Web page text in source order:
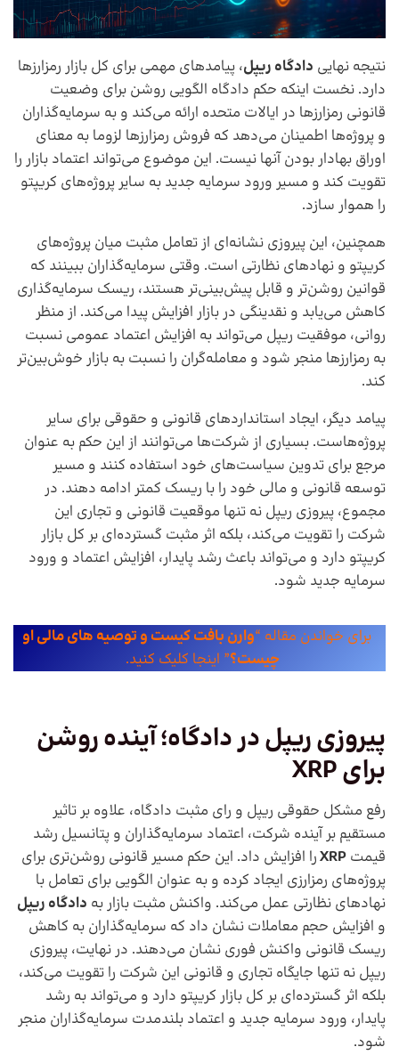
نتیجه نهایی دادگاه ریپل، پیامدهای مهمی برای کل بازار رمزارزها
دارد. نخست اینکه حکم دادگاه الگویی روشن برای وضعیت
قانونی رمزارزها در ایالات متحده ارائه می‌کند و به سرمایه‌گذاران
و پروژه‌ها اطمینان می‌دهد که فروش رمزارزها لزوما به معنای
اوراق بهادار بودن آنها نیست. این موضوع می‌تواند اعتماد بازار را
تقویت کند و مسیر ورود سرمایه جدید به سایر پروژه‌های کریپتو
را هموار سازد.
همچنین، این پیروزی نشانه‌ای از تعامل مثبت میان پروژه‌های
کریپتو و نهادهای نظارتی است. وقتی سرمایه‌گذاران ببینند که
قوانین روشن‌تر و قابل پیش‌بینی‌تر هستند، ریسک سرمایه‌گذاری
کاهش می‌یابد و نقدینگی در بازار افزایش پیدا می‌کند. از منظر
روانی، موفقیت ریپل می‌تواند به افزایش اعتماد عمومی نسبت
به رمزارزها منجر شود و معامله‌گران را نسبت به بازار خوش‌بین‌تر
کند.
پیامد دیگر، ایجاد استانداردهای قانونی و حقوقی برای سایر
پروژه‌هاست. بسیاری از شرکت‌ها می‌توانند از این حکم به عنوان
مرجع برای تدوین سیاست‌های خود استفاده کنند و مسیر
توسعه قانونی و مالی خود را با ریسک کمتر ادامه دهند. در
مجموع، پیروزی ریپل نه تنها موقعیت قانونی و تجاری این
شرکت را تقویت می‌کند، بلکه اثر مثبت گسترده‌ای بر کل بازار
کریپتو دارد و می‌تواند باعث رشد پایدار، افزایش اعتماد و ورود
سرمایه جدید شود.
برای خواندن مقاله “وارن بافت کیست و توصیه های مالی او
چیست؟” اینجا کلیک کنید.
پیروزی ریپل در دادگاه؛ آینده روشن
برایXRP
رفع مشکل حقوقی ریپل و رای مثبت دادگاه، علاوه بر تاثیر
مستقیم بر آینده شرکت، اعتماد سرمایه‌گذاران و پتانسیل رشد
قیمت XRPرا افزایش داد. این حکم مسیر قانونی روشن‌تری برای
پروژه‌های رمزارزی ایجاد کرده و به عنوان الگویی برای تعامل با
نهادهای نظارتی عمل می‌کند. واکنش مثبت بازار به دادگاه ریپل
و افزایش حجم معاملات نشان داد که سرمایه‌گذاران به کاهش
ریسک قانونی واکنش فوری نشان می‌دهند. در نهایت، پیروزی
ریپل نه تنها جایگاه تجاری و قانونی این شرکت را تقویت می‌کند،
بلکه اثر گسترده‌ای بر کل بازار کریپتو دارد و می‌تواند به رشد
پایدار، ورود سرمایه جدید و اعتماد بلندمدت سرمایه‌گذاران منجر
شود.